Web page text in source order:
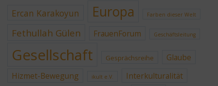
Ercan Karakoyun Europa Farben dieser Welt
Fethullah Gülen FrauenForum Geschäftsleitung
Gesellschaft Gesprächsreihe
Glaube
Hizmet-Bewegung
ikult e.V. Interkulturalität